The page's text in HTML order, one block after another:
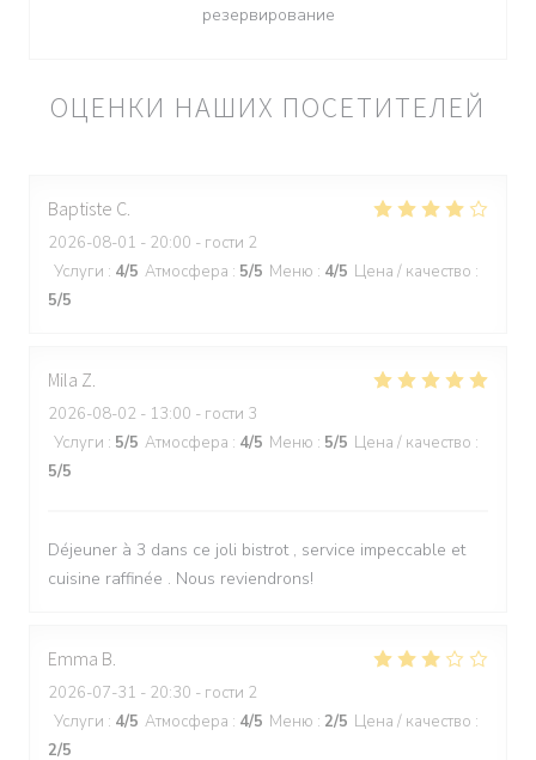
ОЦЕНКИ НАШИХ ПОСЕТИТЕЛЕЙ
Baptiste C
2026-08-01 - 20:00 - гости 2
Услуги : 4/5 Атмосфера : 5/5 Меню : 4/5 Цена / качество :
5/5
Mila Z
2026-08-02 - 13:00 - гости 3
Услуги : 5/5 Атмосфера : 4/5 Меню : 5/5 Цена / качество :
5/5
Déjeuner à 3 dans ce joli bistrot , service impeccable et
cuisine raffinée . Nous reviendrons!
Emma B
2026-07-31 - 20:30 - гости 2
Услуги : 4/5 Атмосфера : 4/5 Меню : 2/5 Цена / качество :
2/5
резервирование